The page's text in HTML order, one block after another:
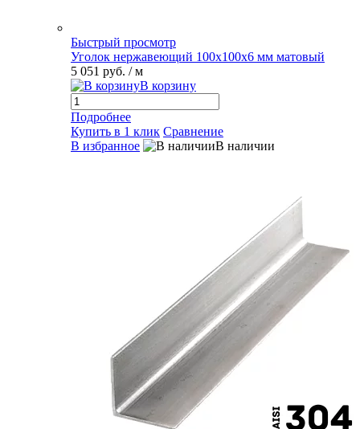
Быстрый просмотр
Уголок нержавеющий 100х100х6 мм матовый
5 051 руб. / м
В корзину
Подробнее
Купить в 1 клик Сравнение
В избранное
В наличии